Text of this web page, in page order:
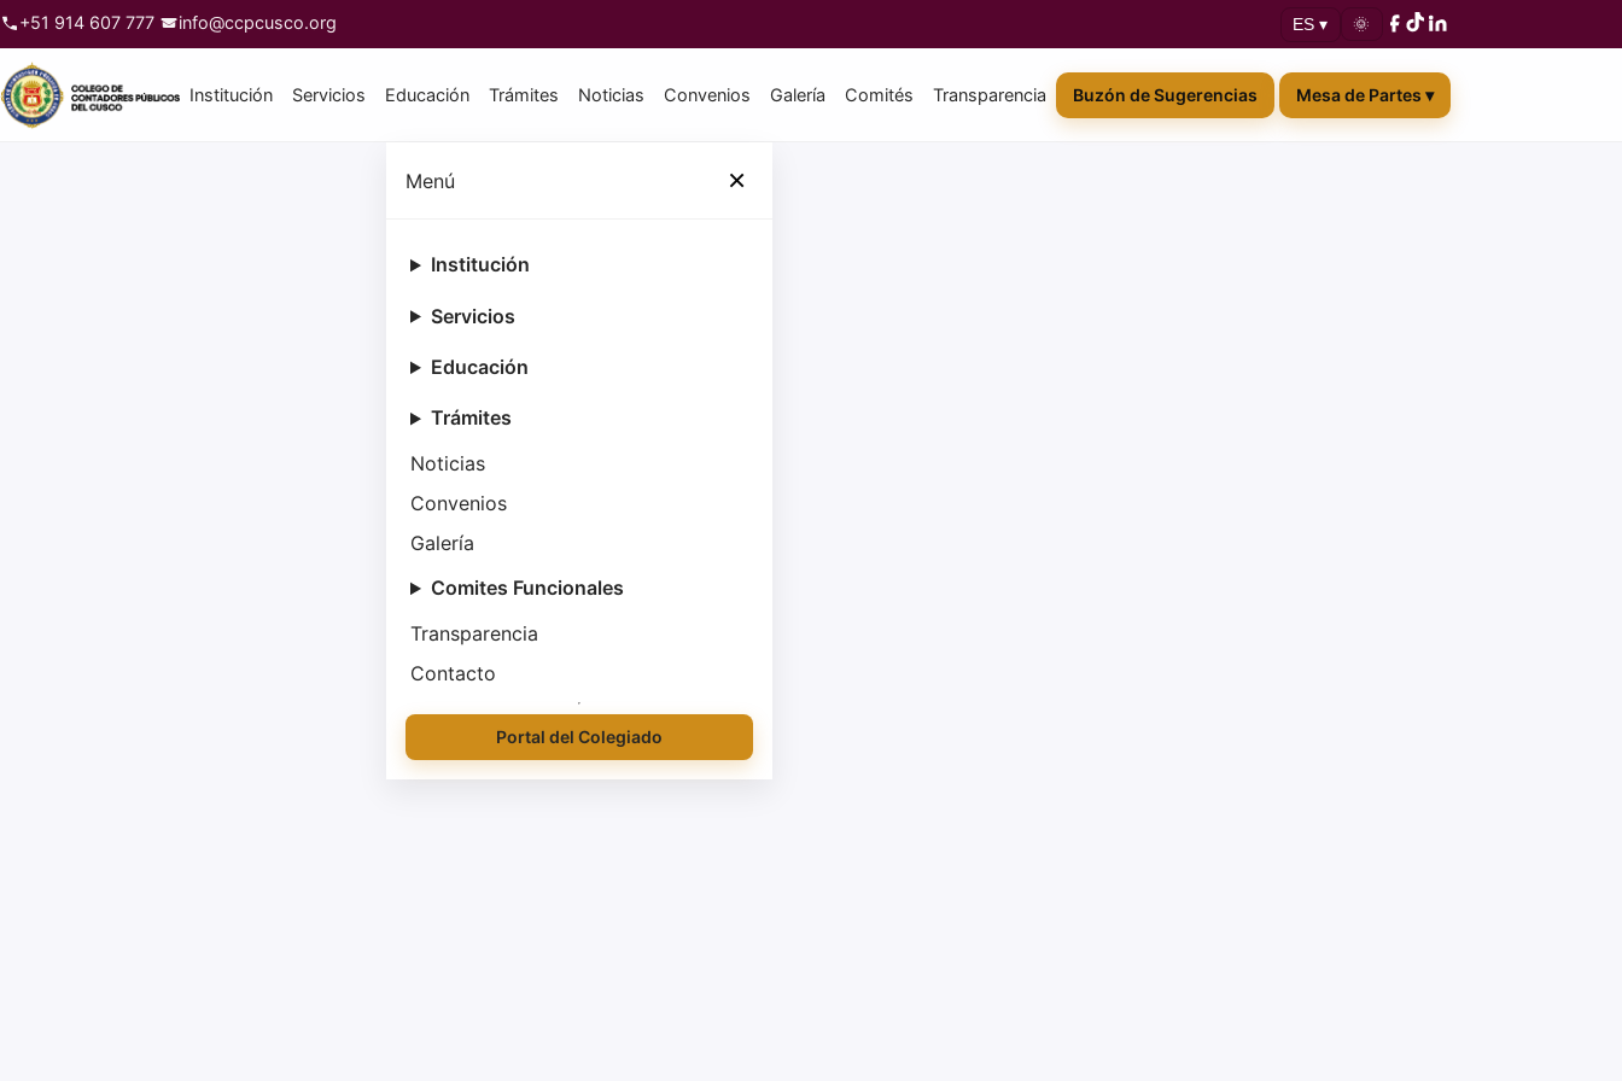
+51 914 607 777 info@ccpcusco.org ES ▾ 🌞
Institución Servicios Educación Trámites Noticias Convenios Galería Comités Transparencia Buzón de Sugerencias Mesa de Partes ▾
Menú ×
Institución
Servicios
Educación
Trámites
Noticias
Convenios
Galería
Comites Funcionales
Transparencia
Contacto
Portal del Colegiado